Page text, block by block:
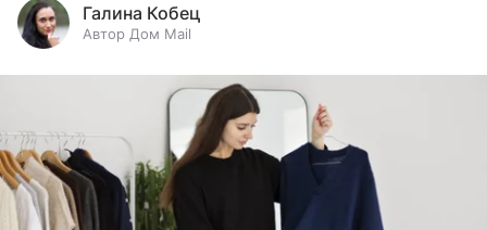
Галина Кобец
Автор Дом Mail